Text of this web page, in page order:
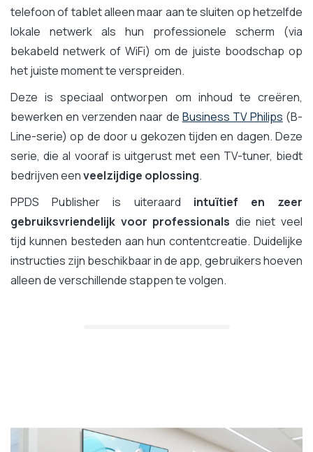
telefoon of tablet alleen maar aan te sluiten op hetzelfde
lokale netwerk als hun professionele scherm (via
bekabeld netwerk of WiFi) om de juiste boodschap op
het juiste moment te verspreiden.
Deze is speciaal ontworpen om inhoud te creëren,
bewerken en verzenden naar de Business TV Philips (B-
Line-serie) op de door u gekozen tijden en dagen. Deze
serie, die al vooraf is uitgerust met een TV-tuner, biedt
bedrijven eenveelzijdige oplossing.
PPDS Publisher is uiteraard intuïtief en zeer
gebruiksvriendelijk voor professionals die niet veel
tijd kunnen besteden aan hun contentcreatie. Duidelijke
instructies zijn beschikbaar in de app, gebruikers hoeven
alleen de verschillende stappen te volgen.